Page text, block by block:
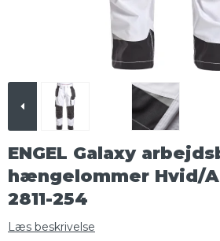
ENGEL Galaxy
hængelommer Hvid/
2811-254
Læs beskrivelse